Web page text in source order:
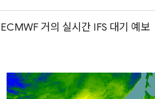
ECMWF 거의 실시간 IFS 대기 예보